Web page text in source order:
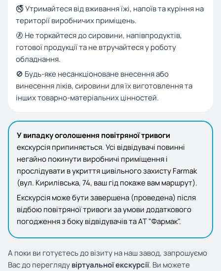
🚭 Утримайтеся від вживання їжі, напоїв та куріння на
території виробничих приміщень.
🚷 Не торкайтеся до сировини, напівпродуктів,
готової продукції та не втручайтеся у роботу
обладнання.
🚫 Будь-яке несанкціоноване внесення або
винесення ліків, сировини для їх виготовлення та
інших товарно-матеріальних цінностей.
У випадку оголошення повітряної тривоги
екскурсія припиняється. Усі відвідувачі повинні
негайно покинути виробничі приміщення і
прослідувати в укриття цивільного захисту Farmak
(вул. Кирилівська, 74, ваш гід покаже вам маршрут).
Екскурсія може бути завершена (проведена) після
відбою повітряної тривоги за умови додаткового
погодження з боку відвідувачів та АТ "Фармак".
А поки ви готуєтесь до візиту на наш завод, запрошуємо
Вас до переглядувіртуальної екскурсії. Ви можете